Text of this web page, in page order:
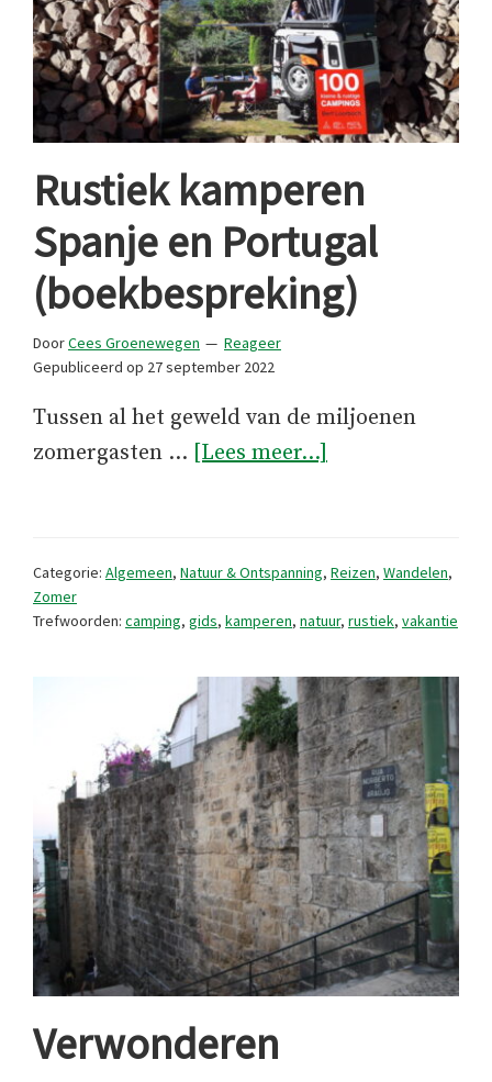
Rustiek kamperen
Spanje en Portugal
(boekbespreking)
DoorCees Groenewegen
Reageer
Gepubliceerd op 27 september 2022
Tussen al het geweld van de miljoenen
zomergasten … [Lees meer...]
Categorie: Algemeen, Natuur & Ontspanning, Reizen, Wandelen,
Zomer
Trefwoorden: camping, gids, kamperen, natuur, rustiek, vakantie
Verwonderen